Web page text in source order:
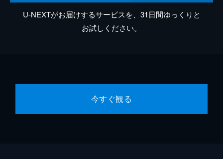
U-NEXTがお届けするサービスを、31日間ゆっくりと
お試しください。
今すぐ観る